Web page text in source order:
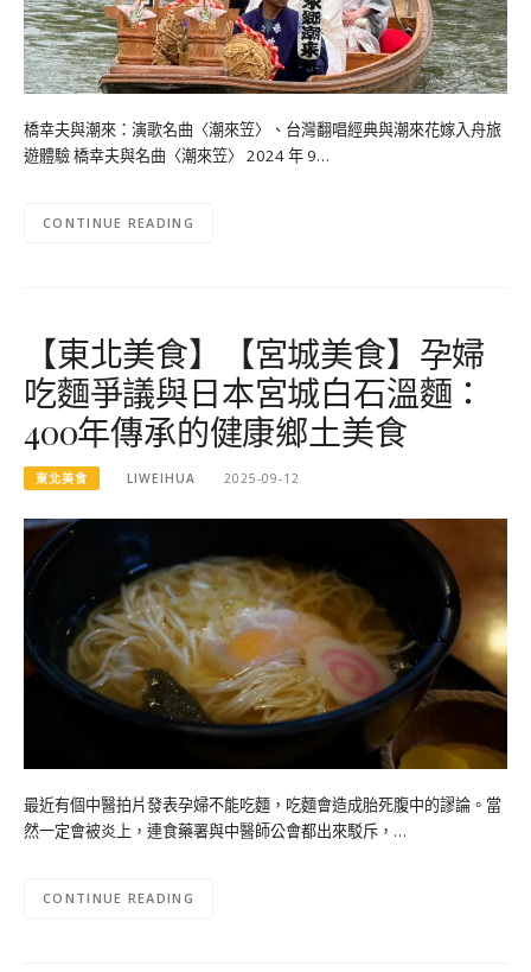
橋幸夫與潮來：演歌名曲〈潮來笠〉、台灣翻唱經典與潮來花嫁入舟旅
遊體驗 橋幸夫與名曲〈潮來笠〉 2024 年 9…
CONTINUE READING
【東北美食】【宮城美食】孕婦
吃麵爭議與日本宮城白石溫麵：
400年傳承的健康鄉土美食
東北美食 LIWEIHUA 2025-09-12
最近有個中醫拍片發表孕婦不能吃麵，吃麵會造成胎死腹中的謬論。當
然一定會被炎上，連食藥署與中醫師公會都出來駁斥，…
CONTINUE READING